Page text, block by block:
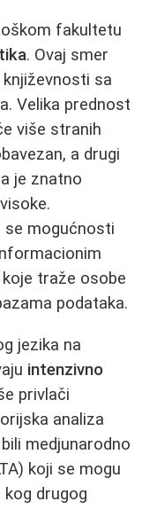
fakultetu
. Ovaj smer
sa
Velika prednost
više stranih
a drugi
je znatno
mogućnosti
traže osobe
podataka.
jezika na
intenzivno
privlači
analiza
medjunarodno
koji se mogu
drugog